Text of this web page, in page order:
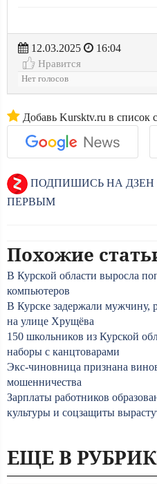
12.03.2025
16:04
Нравится
Нет голосов
Добавь Kursktv.ru в список
ПОДПИШИСЬ НА
ПЕРВЫМ
Похожие
В Курской области выросла
компьютеров
В Курске задержали мужчину,
на улице Хрущёва
150 школьников из Курской
наборы с канцтоварами
Экс-чиновница признана
мошенничества
Зарплаты работников
культуры и соцзащиты
ЕЩЕ В